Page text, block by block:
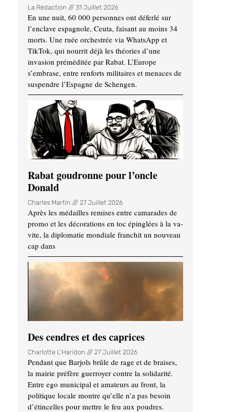
La Rédaction 31 Juillet 2026
En une nuit, 60 000 personnes ont déferlé sur
l’enclave espagnole, Ceuta, faisant au moins 34
morts. Une ruée orchestrée via WhatsApp et
TikTok, qui nourrit déjà les théories d’une
invasion préméditée par Rabat. L’Europe
s’embrase, entre renforts militaires et menaces de
suspendre l’Espagne de Schengen.
Rabat goudronne pour l’oncle
Donald
Charles Martin 27 Juillet 2026
Après les médailles remises entre camarades de
promo et les décorations en toc épinglées à la va-
vite, la diplomatie mondiale franchit un nouveau
cap dans
Des cendres et des caprices
Charlotte L'Haridon 27 Juillet 2026
Pendant que Barjols brûle de rage et de braises,
la mairie préfère guerroyer contre la solidarité.
Entre ego municipal et amateurs au front, la
politique locale montre qu’elle n’a pas besoin
d’étincelles pour mettre le feu aux poudres.